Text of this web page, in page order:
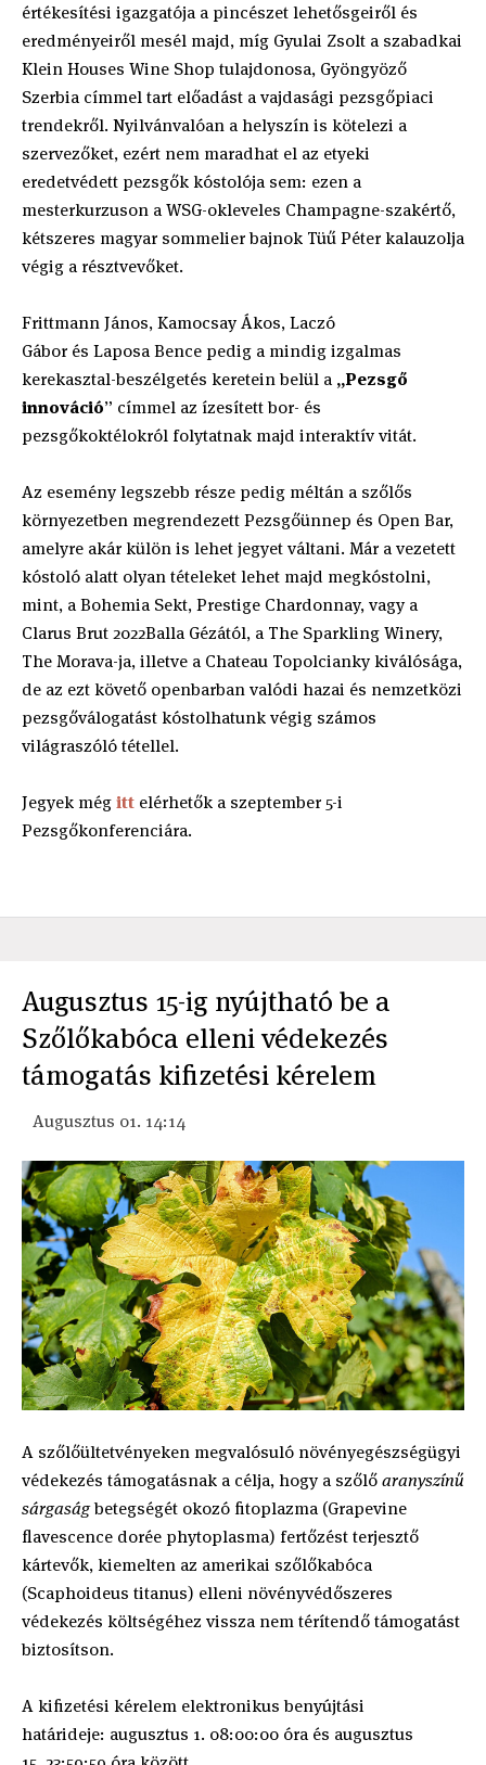
értékesítési igazgatója a pincészet lehetősgeiről és
eredményeiről mesél majd, míg Gyulai Zsolt a szabadkai
Klein Houses Wine Shop tulajdonosa, Gyöngyöző
Szerbia címmel tart előadást a vajdasági pezsgőpiaci
trendekről. Nyilvánvalóan a helyszín is kötelezi a
szervezőket, ezért nem maradhat el az etyeki
eredetvédett pezsgők kóstolója sem: ezen a
mesterkurzuson a WSG-okleveles Champagne-szakértő,
kétszeres magyar sommelier bajnok Tüű Péter kalauzolja
végig a résztvevőket.
Frittmann János, Kamocsay Ákos, Laczó
Gábor és Laposa Bence pedig a mindig izgalmas
kerekasztal-beszélgetés keretein belül a „Pezsgő
innováció” címmel az ízesített bor- és
pezsgőkoktélokról folytatnak majd interaktív vitát.
Az esemény legszebb része pedig méltán a szőlős
környezetben megrendezett Pezsgőünnep és Open Bar,
amelyre akár külön is lehet jegyet váltani. Már a vezetett
kóstoló alatt olyan tételeket lehet majd megkóstolni,
mint, a Bohemia Sekt, Prestige Chardonnay, vagy a
Clarus Brut 2022Balla Gézától, a The Sparkling Winery,
The Morava-ja, illetve a Chateau Topolcianky kiválósága,
de az ezt követő openbarban valódi hazai és nemzetközi
pezsgőválogatást kóstolhatunk végig számos
világraszóló tétellel.
Jegyek mégitt elérhetők a szeptember 5-i
Pezsgőkonferenciára.
Augusztus 15-ig nyújtható be a
Szőlőkabóca elleni védekezés
támogatás kifizetési kérelem
Augusztus 01. 14:14
A szőlőültetvényeken megvalósuló növényegészségügyi
védekezés támogatásnak a célja, hogy a szőlőaranyszínű
sárgaságbetegségét okozó fitoplazma (Grapevine
flavescence dorée phytoplasma) fertőzést terjesztő
kártevők, kiemelten az amerikai szőlőkabóca
(Scaphoideus titanus) elleni növényvédőszeres
védekezés költségéhez vissza nem térítendő támogatást
biztosítson.
A kifizetési kérelem elektronikus benyújtási
határideje: augusztus 1. 08:00:00 óra és augusztus